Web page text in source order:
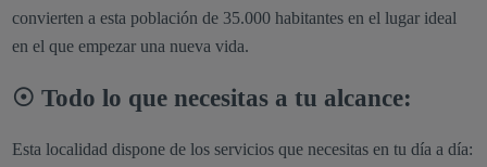
convierten a esta población de 35.000 habitantes en el lugar ideal
en el que empezar una nueva vida.
☉ Todo lo que necesitas a tu alcance:
Esta localidad dispone de los servicios que necesitas en tu día a día: